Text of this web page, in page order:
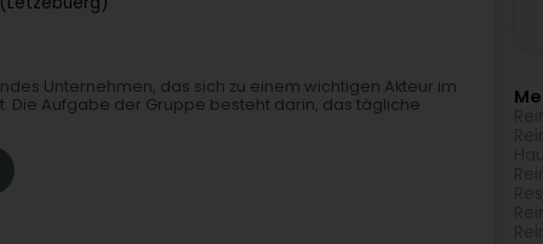
Unternehmen, das sich zu einem wichtigen Akteur im
Die Aufgabe der Gruppe besteht darin, das tägliche